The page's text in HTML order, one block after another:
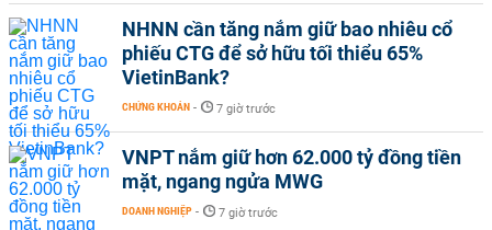
NHNN cần tăng nắm giữ bao nhiêu cổ
phiếu CTG để sở hữu tối thiểu 65%
VietinBank?
CHỨNG KHOÁN - 7 giờ trước
VNPT nắm giữ hơn 62.000 tỷ đồng tiền
mặt, ngang ngửa MWG
DOANH NGHIỆP - 7 giờ trước